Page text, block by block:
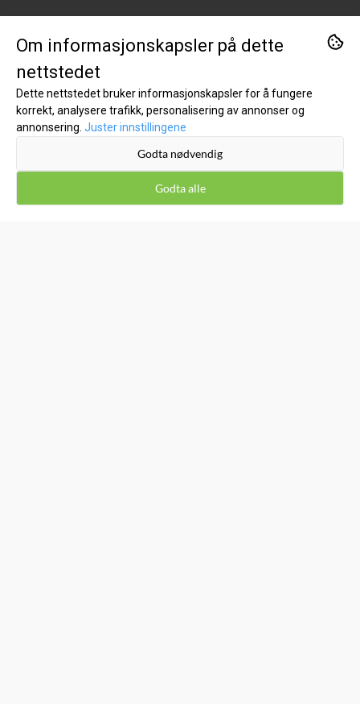
Org. nr. 995690772
Tlf: 90211111
kundeservice@kost1.no
KUNDESERVICE
Om informasjonskapsler på dette
nettstedet
Dette nettstedet bruker informasjonskapsler for å fungere
korrekt, analysere trafikk, personalisering av annonser og
annonsering. Juster innstillingene
Godta nødvendig
Godta alle